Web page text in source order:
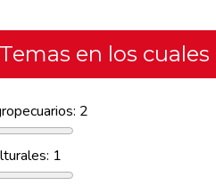
Temas en los
2
1